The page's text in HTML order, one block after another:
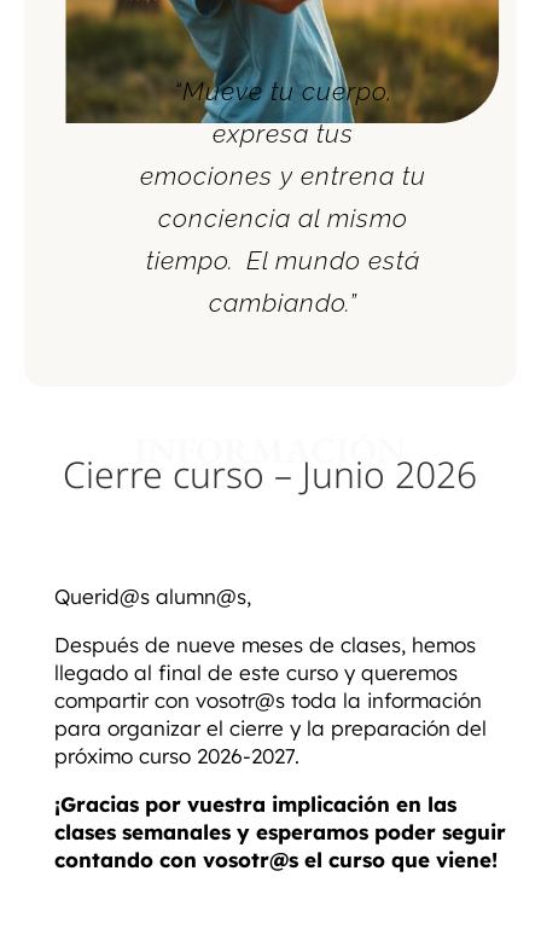
“Mueve tu cuerpo,
expresa tus
emociones y entrena tu
conciencia al mismo
tiempo. El mundo está
cambiando.”
INFORMACIÓN
Cierre curso – Junio 2026
Querid@s alumn@s,
Después de nueve meses de clases, hemos
llegado al final de este curso y queremos
compartir con vosotr@s toda la información
para organizar el cierre y la preparación del
próximo curso 2026-2027.
¡Gracias por vuestra implicación en las
clases semanales y esperamos poder seguir
contando con vosotr@s el curso que viene!